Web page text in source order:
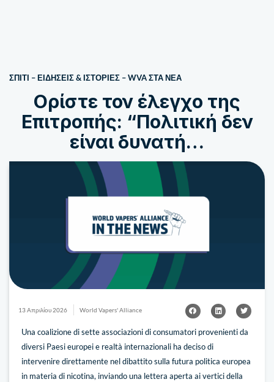
ΣΠΙΤΙ –ΕΙΔΗΣΕΙΣ & ΙΣΤΟΡΙΕΣ –WVA ΣΤΑ ΝΈΑ
Ορίστε τον έλεγχο της
Επιτροπής: “Πολιτική δεν
είναι δυνατή…
13 Απριλίου 2026 World Vapers' Alliance
Una coalizione di sette associazioni di consumatori provenienti da
diversi Paesi europei e realtà internazionali ha deciso di
intervenire direttamente nel dibattito sulla futura politica europea
in materia di nicotina, inviando una lettera aperta ai vertici della